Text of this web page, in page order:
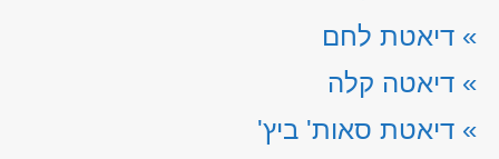
» דיאטת לחם
» דיאטה קלה
» דיאטת סאות' ביץ'